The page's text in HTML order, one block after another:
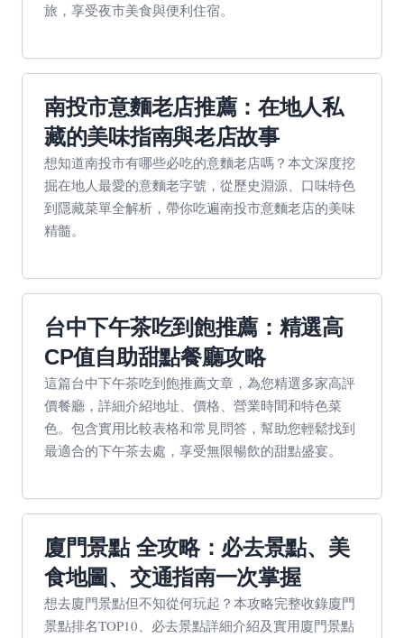
旅，享受夜市美食與便利住宿。
南投市意麵老店推薦：在地人私
藏的美味指南與老店故事
想知道南投市有哪些必吃的意麵老店嗎？本文深度挖
掘在地人最愛的意麵老字號，從歷史淵源、口味特色
到隱藏菜單全解析，帶你吃遍南投市意麵老店的美味
精髓。
台中下午茶吃到飽推薦：精選高
CP值自助甜點餐廳攻略
這篇台中下午茶吃到飽推薦文章，為您精選多家高評
價餐廳，詳細介紹地址、價格、營業時間和特色菜
色。包含實用比較表格和常見問答，幫助您輕鬆找到
最適合的下午茶去處，享受無限暢飲的甜點盛宴。
廈門景點 全攻略：必去景點、美
食地圖、交通指南一次掌握
想去廈門景點但不知從何玩起？本攻略完整收錄廈門
景點排名TOP10、必去景點詳細介紹及實用廈門景點